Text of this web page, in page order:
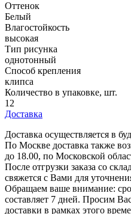
Оттенок
Белый
Влагостойкость
высокая
Тип рисунка
однотонный
Способ крепления
клипса
Количество в упаковке, шт.
12
Доставка
Доставка осуществляется в
По Москве доставка также
до 18.00, по Московской
После отгрузки заказа со
свяжется с Вами для
Обращаем ваше внимание:
составляет 7 дней. Просим
доставки в рамках этого